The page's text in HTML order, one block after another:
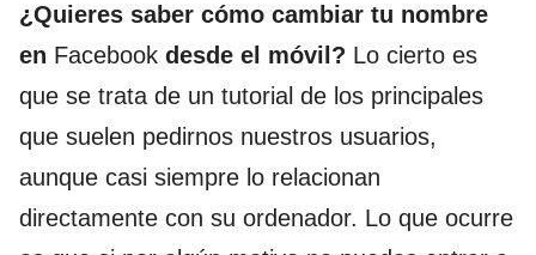
¿Quieres saber cómo cambiar tu nombre
en Facebook desde el móvil? Lo cierto es
que se trata de un tutorial de los principales
que suelen pedirnos nuestros usuarios,
aunque casi siempre lo relacionan
directamente con su ordenador. Lo que ocurre